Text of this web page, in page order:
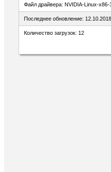
Файл драйвера: NVIDIA-Linux-x86-
Последнее обновление: 12.10.2018
Количество загрузок: 12